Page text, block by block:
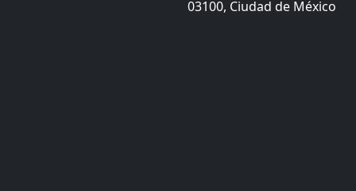
03100, Ciudad de México